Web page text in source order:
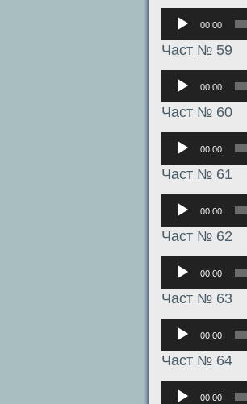
Аудиоплеер
00:00
Част № 59
Аудиоплеер
00:00
Част № 60
Аудиоплеер
00:00
Част № 61
Аудиоплеер
00:00
Част № 62
Аудиоплеер
00:00
Част № 63
Аудиоплеер
00:00
Част № 64
Аудиоплеер
00:00